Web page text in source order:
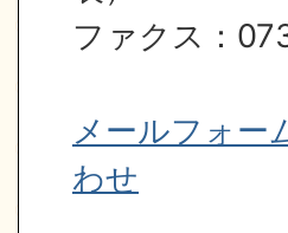
ファクス：
メールフォー
わせ